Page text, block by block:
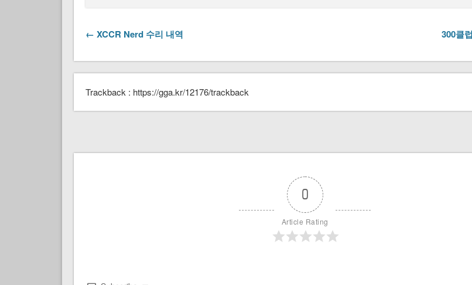
← XCCR Nerd 수리 내역 300클
Trackback : https://gga.kr/12176/trackback
0
Article Rating